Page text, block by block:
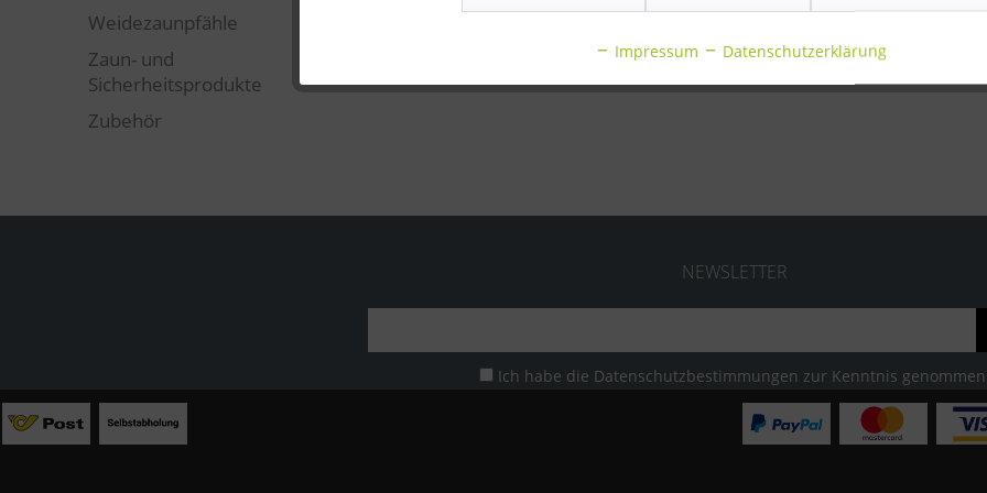
Weidezaunpfähle
Zaun- und
Sicherheitsprodukte
Zubehör
NEWSLETTER
Ich habe die Datenschutzbestimmungen zur Kenntnis
Impressum Datenschutzerklärung